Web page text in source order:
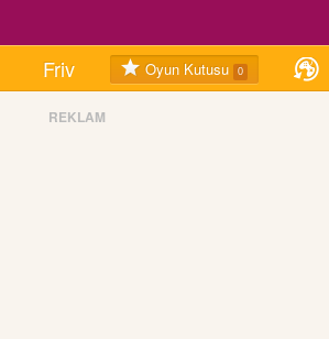
Friv Oyun Kutusu 0
REKLAM